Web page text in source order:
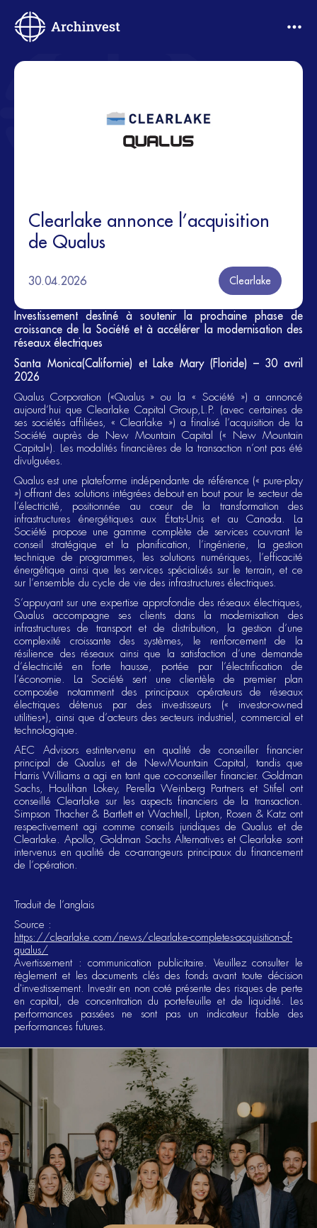
Clearlake annonce l’acquisition
de Qualus
30.04.2026 Clearlake
Investissement destiné à soutenir la prochaine phase de
croissance de la Société et à accélérer la modernisation des
réseaux électriques
Santa Monica(Californie) et Lake Mary (Floride) – 30 avril
2026
Qualus Corporation («Qualus » ou la « Société ») a annoncé
aujourd’hui que Clearlake Capital Group,L.P. (avec certaines de
ses sociétés affiliées, « Clearlake ») a finalisé l’acquisition de la
Société auprès de New Mountain Capital (« New Mountain
Capital»). Les modalités financières de la transaction n’ont pas été
divulguées.
Qualus est une plateforme indépendante de référence (« pure-play
») offrant des solutions intégrées debout en bout pour le secteur de
l’électricité, positionnée au cœur de la transformation des
infrastructures énergétiques aux États-Unis et au Canada. La
Société propose une gamme complète de services couvrant le
conseil stratégique et la planification, l’ingénierie, la gestion
technique de programmes, les solutions numériques, l’efficacité
énergétique ainsi que les services spécialisés sur le terrain, et ce
sur l’ensemble du cycle de vie des infrastructures électriques.
S’appuyant sur une expertise approfondie des réseaux électriques,
Qualus accompagne ses clients dans la modernisation des
infrastructures de transport et de distribution, la gestion d’une
complexité croissante des systèmes, le renforcement de la
résilience des réseaux ainsi que la satisfaction d’une demande
d’électricité en forte hausse, portée par l’électrification de
l’économie. La Société sert une clientèle de premier plan
composée notamment des principaux opérateurs de réseaux
électriques détenus par des investisseurs (« investor-owned
utilities»), ainsi que d’acteurs des secteurs industriel, commercial et
technologique.
AEC Advisors estintervenu en qualité de conseiller financier
principal de Qualus et de NewMountain Capital, tandis que
Harris Williams a agi en tant que co-conseiller financier. Goldman
Sachs, Houlihan Lokey, Perella Weinberg Partners et Stifel ont
conseillé Clearlake sur les aspects financiers de la transaction.
Simpson Thacher & Bartlett et Wachtell, Lipton, Rosen & Katz ont
respectivement agi comme conseils juridiques de Qualus et de
Clearlake. Apollo, Goldman Sachs Alternatives et Clearlake sont
intervenus en qualité de co-arrangeurs principaux du financement
de l’opération.
Traduit de l’anglais
Source :
https://clearlake.com/news/clearlake-completes-acquisition-of-
qualus/
Avertissement : communication publicitaire. Veuillez consulter le
règlement et les documents clés des fonds avant toute décision
d'investissement. Investir en non coté présente des risques de perte
en capital, de concentration du portefeuille et de liquidité. Les
performances passées ne sont pas un indicateur fiable des
performances futures.